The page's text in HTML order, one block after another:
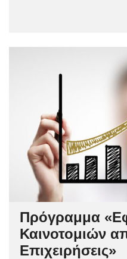
Πρόγραμμα
Καινοτομιών
Επιχειρήσεις»